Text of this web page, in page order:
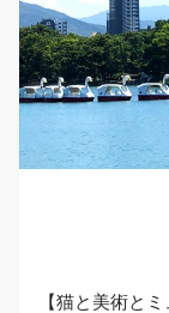
【猫と美術と